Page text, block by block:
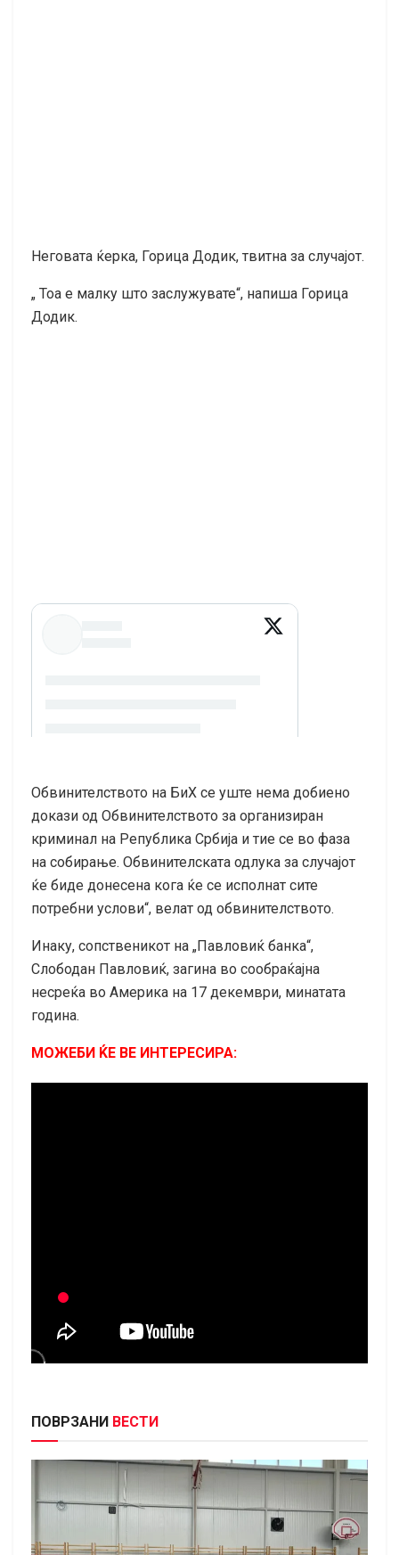
Неговата ќерка, Горица Додик, твитна за случајот.
„ Тоа е малку што заслужувате“, напиша Горица
Додик.
Обвинителството на БиХ се уште нема добиено
докази од Обвинителството за организиран
криминал на Република Србија и тие се во фаза
на собирање. Обвинителската одлука за случајот
ќе биде донесена кога ќе се исполнат сите
потребни услови“, велат од обвинителството.
Инаку, сопственикот на „Павловиќ банка“,
Слободан Павловиќ, загина во сообраќајна
несреќа во Америка на 17 декември, минатата
година.
МОЖЕБИ ЌЕ ВЕ ИНТЕРЕСИРА:
ПОВРЗАНИ ВЕСТИ